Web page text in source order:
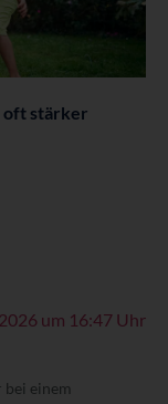
oft stärker
um 16:47 Uhr
einem